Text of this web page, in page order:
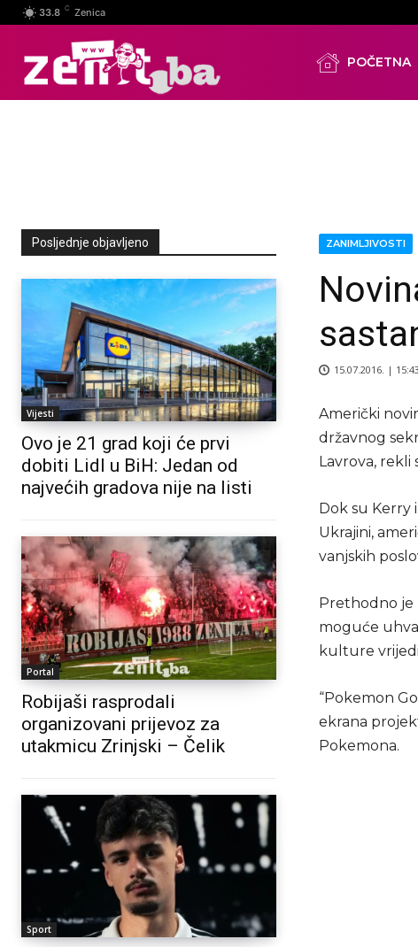
33.8 C Zenica
POČETNA
Posljednje objavljeno
Vijesti
Ovo je 21 grad koji će prvi
dobiti Lidl u BiH: Jedan od
najvećih gradova nije na listi
Portal
Robijaši rasprodali
organizovani prijevoz za
utakmicu Zrinjski – Čelik
Sport
ZANIMLJIVOSTI
15.07.2016. | 15:43
Američki
državnog
Lavrova, rekli
Dok su Kerry
Ukrajini,
vanjskih
Prethodno je
moguće
kulture
“Pokemon
ekrana
Pokemona.